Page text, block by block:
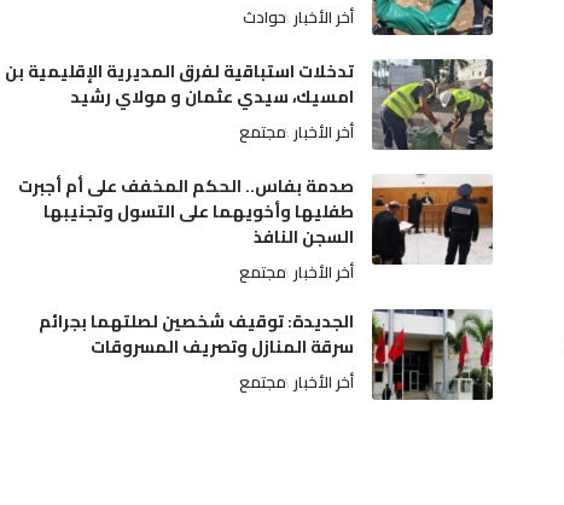
أخر الأخبار حوادث
تدخلات استباقية لفرق المديرية الإقليمية بن
امسيك، سيدي عثمان و مولاي رشيد
أخر الأخبار مجتمع
صدمة بفاس.. الحكم المخفف على أم أجبرت
طفليها وأخويهما على التسول وتجنيبها
السجن النافذ
أخر الأخبار مجتمع
الجديدة: توقيف شخصين لصلتهما بجرائم
سرقة المنازل وتصريف المسروقات
أخر الأخبار مجتمع